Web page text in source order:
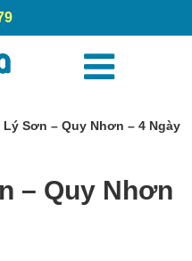
Sơn – Quy Nhơn – 4 Ngày
– Quy Nhơn